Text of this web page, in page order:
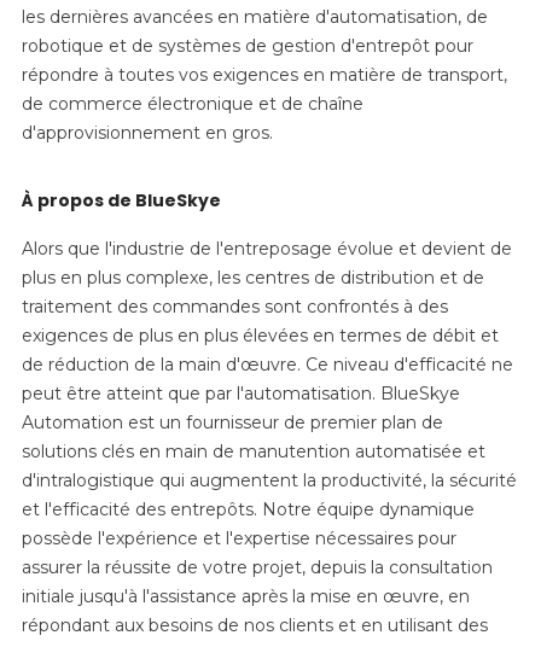
les dernières avancées en matière d'automatisation, de
robotique et de systèmes de gestion d'entrepôt pour
répondre à toutes vos exigences en matière de transport,
de commerce électronique et de chaîne
d'approvisionnement en gros.
À propos de BlueSkye
Alors que l'industrie de l'entreposage évolue et devient de
plus en plus complexe, les centres de distribution et de
traitement des commandes sont confrontés à des
exigences de plus en plus élevées en termes de débit et
de réduction de la main d'œuvre. Ce niveau d'efficacité ne
peut être atteint que par l'automatisation. BlueSkye
Automation est un fournisseur de premier plan de
solutions clés en main de manutention automatisée et
d'intralogistique qui augmentent la productivité, la sécurité
et l'efficacité des entrepôts. Notre équipe dynamique
possède l'expérience et l'expertise nécessaires pour
assurer la réussite de votre projet, depuis la consultation
initiale jusqu'à l'assistance après la mise en œuvre, en
répondant aux besoins de nos clients et en utilisant des